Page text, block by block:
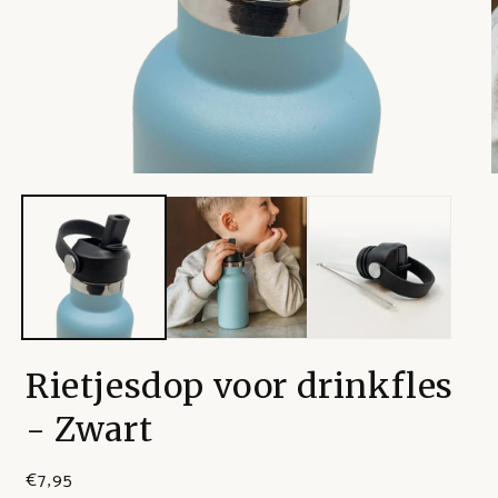
Rietjesdop voor drinkfles
- Zwart
€7,95